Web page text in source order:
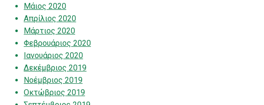
Μάιος 2020
Απρίλιος 2020
Μάρτιος 2020
Φεβρουάριος 2020
Ιανουάριος 2020
Δεκέμβριος 2019
Νοέμβριος 2019
Οκτώβριος 2019